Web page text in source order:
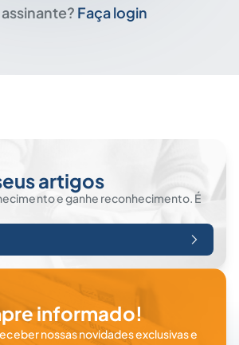
assinante? Faça login
artigos
e ganhe reconhecimento. É
informado!
nossas novidades exclusivas e